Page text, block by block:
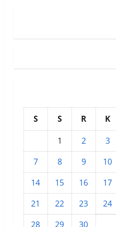
S S R K
1
2 3
7
8 9 10
14
15 16 17
21
22 23 24
28
29
30